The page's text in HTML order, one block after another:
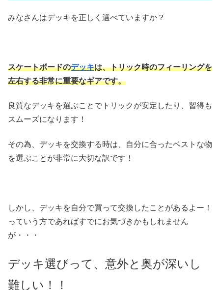
みなさんはデッキを正しく選べていますか？
スケートボードのデッキは、トリック時のフィーリングを
左右する非常に重要なギアです。
良質なデッキを選ぶことでトリックが安定したり、習得も
スムーズになります！
その為、デッキを交換する時は、自分に合ったベストな物
を選ぶことが非常に大切な訳です！
しかし、デッキを自分で買って交換したことがあるよー！
っていう方であればすでにお気づきかもしれません
が・・・
デッキ選びって、意外と奥が深いし
難しい！！